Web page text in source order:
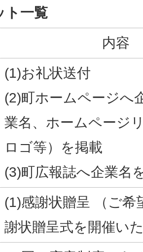
ト一覧
内容
(1)お礼状送付
(2)町ホームページへ
業名、ホームページ
ロゴ等）を掲載
(3)町広報誌へ企業名
(1)感謝状贈呈 （ご希
謝状贈呈式を開催い